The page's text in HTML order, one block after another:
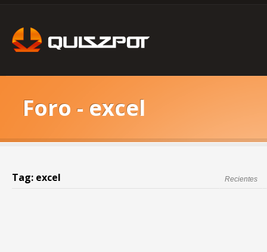
Foro - excel
Tag: excel Recientes